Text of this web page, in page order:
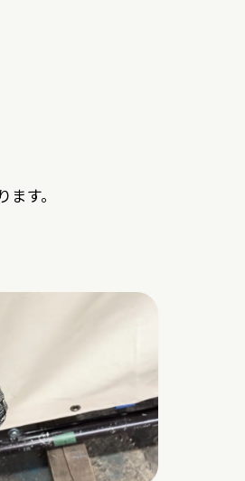
す。